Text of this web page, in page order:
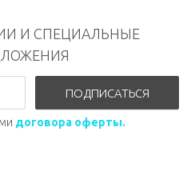
И СПЕЦИАЛЬНЫЕ
ПОДПИСАТЬСЯ
договора оферты.